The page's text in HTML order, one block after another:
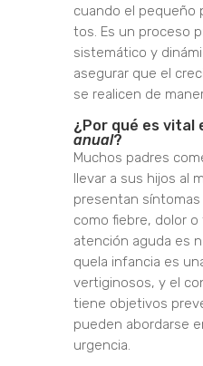
cuando el pequeño
tos. Es un proceso
sistemático y
asegurar que el
se realicen de
¿Por qué es vital
anual?
Muchos padres
llevar a sus hijos al
presentan
como fiebre, dolor o
atención aguda es
quela infancia es
vertiginosos, yel
tiene objetivos
pueden abordarse
urgencia.